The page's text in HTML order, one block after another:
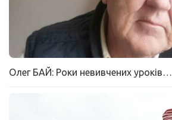
Олег БАЙ: Роки невивчених уроків…